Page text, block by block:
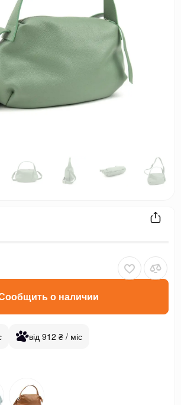
о наличии
від 912 ₴ / міс